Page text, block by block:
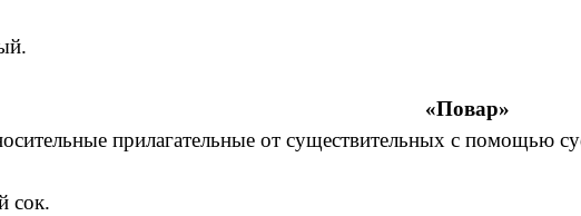
«Повар»
прилагательные от существительных с помощью
сок.